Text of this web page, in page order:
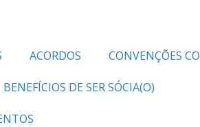
ACORDOS CONVENÇÕES
BENEFÍCIOS DE SER SÓCIA(O)